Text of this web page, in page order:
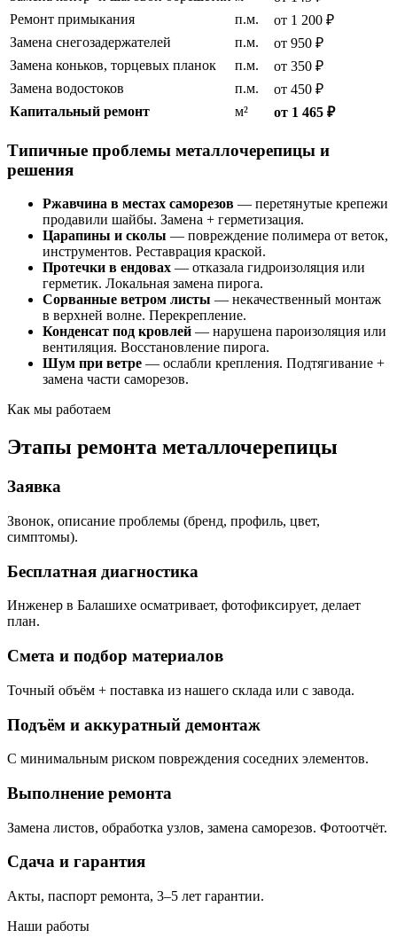
Ремонт примыкания
п.м.
от 1 200 ₽
Замена снегозадержателей
п.м.
от 950 ₽
Замена коньков, торцевых планок
п.м.
от 350 ₽
Замена водостоков
п.м.
от 450 ₽
Капитальный ремонт
м² от 1 465 ₽
Типичные проблемы металлочерепицы и
решения
Ржавчина в местах саморезов — перетянутые крепежи
продавили шайбы. Замена + герметизация.
Царапины и сколы — повреждение полимера от веток,
инструментов. Реставрация краской.
Протечки в ендовах — отказала гидроизоляция или
герметик. Локальная замена пирога.
Сорванные ветром листы — некачественный монтаж
в верхней волне. Перекрепление.
Конденсат под кровлей — нарушена пароизоляция или
вентиляция. Восстановление пирога.
Шум при ветре — ослабли крепления. Подтягивание +
замена части саморезов.
Как мы работаем
Этапы ремонта металлочерепицы
Заявка
Звонок, описание проблемы (бренд, профиль, цвет,
симптомы).
Бесплатная диагностика
Инженер в Балашихе осматривает, фотофиксирует, делает
план.
Смета и подбор материалов
Точный объём + поставка из нашего склада или с завода.
Подъём и аккуратный демонтаж
С минимальным риском повреждения соседних элементов.
Выполнение ремонта
Замена листов, обработка узлов, замена саморезов. Фотоотчёт.
Сдача и гарантия
Акты, паспорт ремонта, 3–5 лет гарантии.
Наши работы